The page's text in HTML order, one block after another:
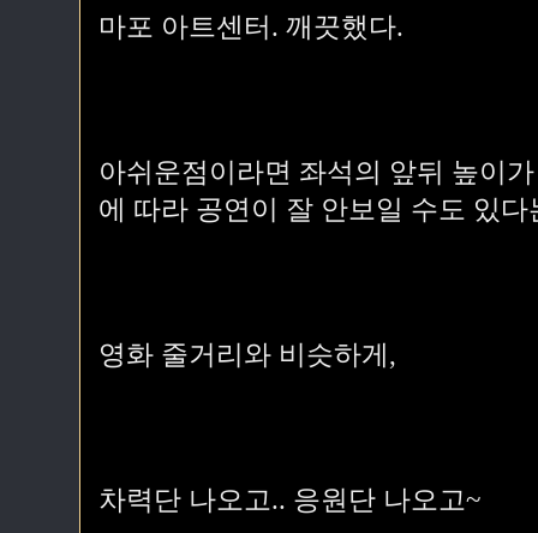
마포 아트센터. 깨끗했다.
아쉬운점이라면 좌석의 앞뒤 높이
에 따라 공연이 잘 안보일 수도 있다
영화 줄거리와 비슷하게,
차력단 나오고.. 응원단 나오고~